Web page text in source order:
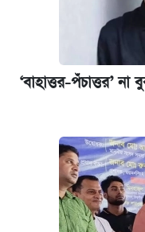
‘গুলশানের
খান
ভাতা-উপবৃত্তির
আজ শুক্রবার
‘বাহাত্তর-পঁচাত্তর’